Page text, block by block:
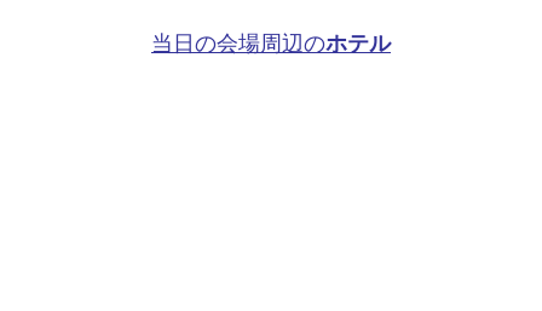
当日の会場周辺のホテル